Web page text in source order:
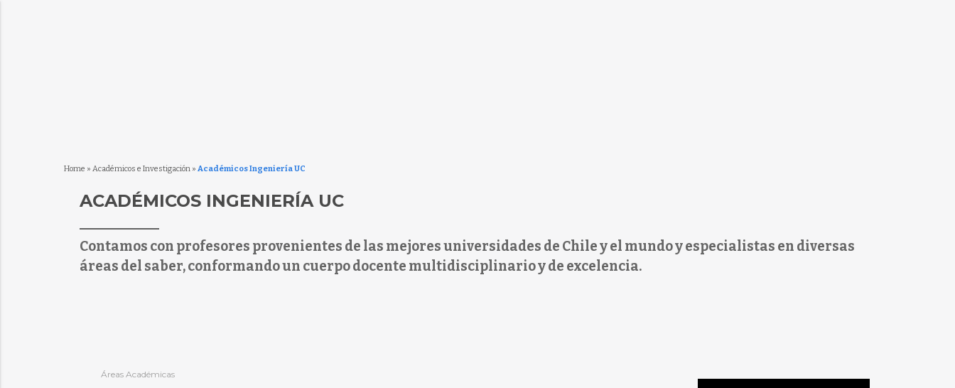
Home » Académicos e Investigación» Académicos Ingeniería UC
ACADÉMICOS INGENIERÍA UC
Contamos con profesores provenientes de las mejores universidades de Chile y el mundo y especialistas en diversas
áreas del saber, conformando un cuerpo docente multidisciplinario y de excelencia.
Áreas Académicas